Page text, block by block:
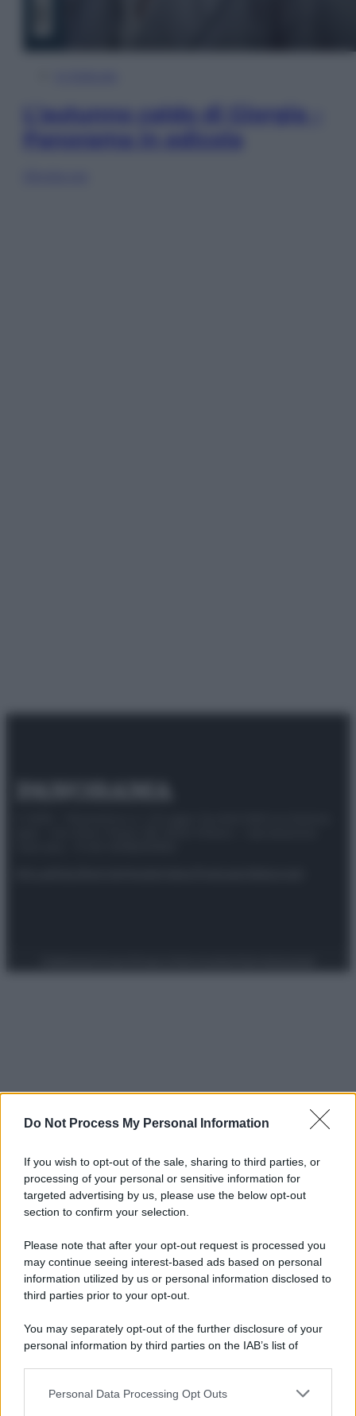
Do Not Process My Personal Information
If you wish to opt-out of the sale, sharing to third parties, or
processing of your personal or sensitive information for
targeted advertising by us, please use the below opt-out
section to confirm your selection.
Please note that after your opt-out request is processed you
may continue seeing interest-based ads based on personal
information utilized by us or personal information disclosed to
third parties prior to your opt-out.
You may separately opt-out of the further disclosure of your
personal information by third parties on the IAB’s list of
This information may also be disclosed by us to third parties
Personal Data Processing Opt Outs
L’autunno caldo di Giorgia –